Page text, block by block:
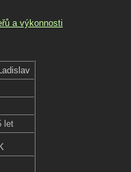
a výkonnosti
let